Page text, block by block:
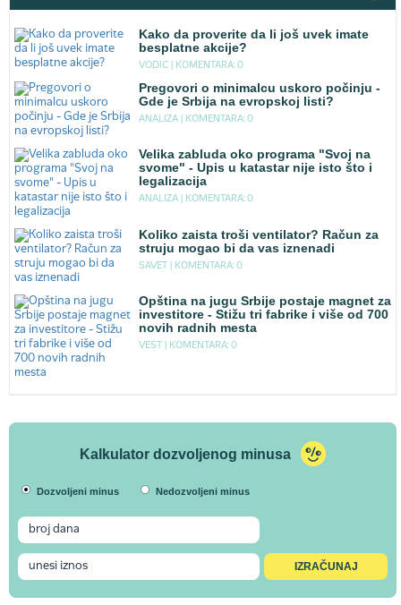
Kako da proverite da li još uvek imate
besplatne akcije?
VODIC | KOMENTARA: 0
Pregovori o minimalcu uskoro počinju -
Gde je Srbija na evropskoj listi?
ANALIZA | KOMENTARA: 0
Velika zabluda oko programa "Svoj na
svome" - Upis u katastar nije isto što i
legalizacija
ANALIZA | KOMENTARA: 0
Koliko zaista troši ventilator? Račun za
struju mogao bi da vas iznenadi
SAVET | KOMENTARA: 0
Opština na jugu Srbije postaje magnet za
investitore - Stižu tri fabrike i više od 700
novih radnih mesta
VEST | KOMENTARA: 0
Kalkulator dozvoljenog minusa
Dozvoljeni minus Nedozvoljeni minus